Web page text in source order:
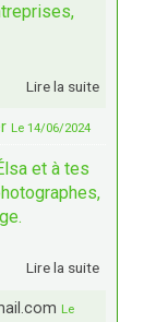
Lire la suite
Le 14/06/2024
et à tes
Lire la suite
Le